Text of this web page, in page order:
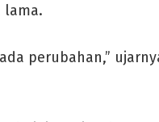
lama.
perubahan,”